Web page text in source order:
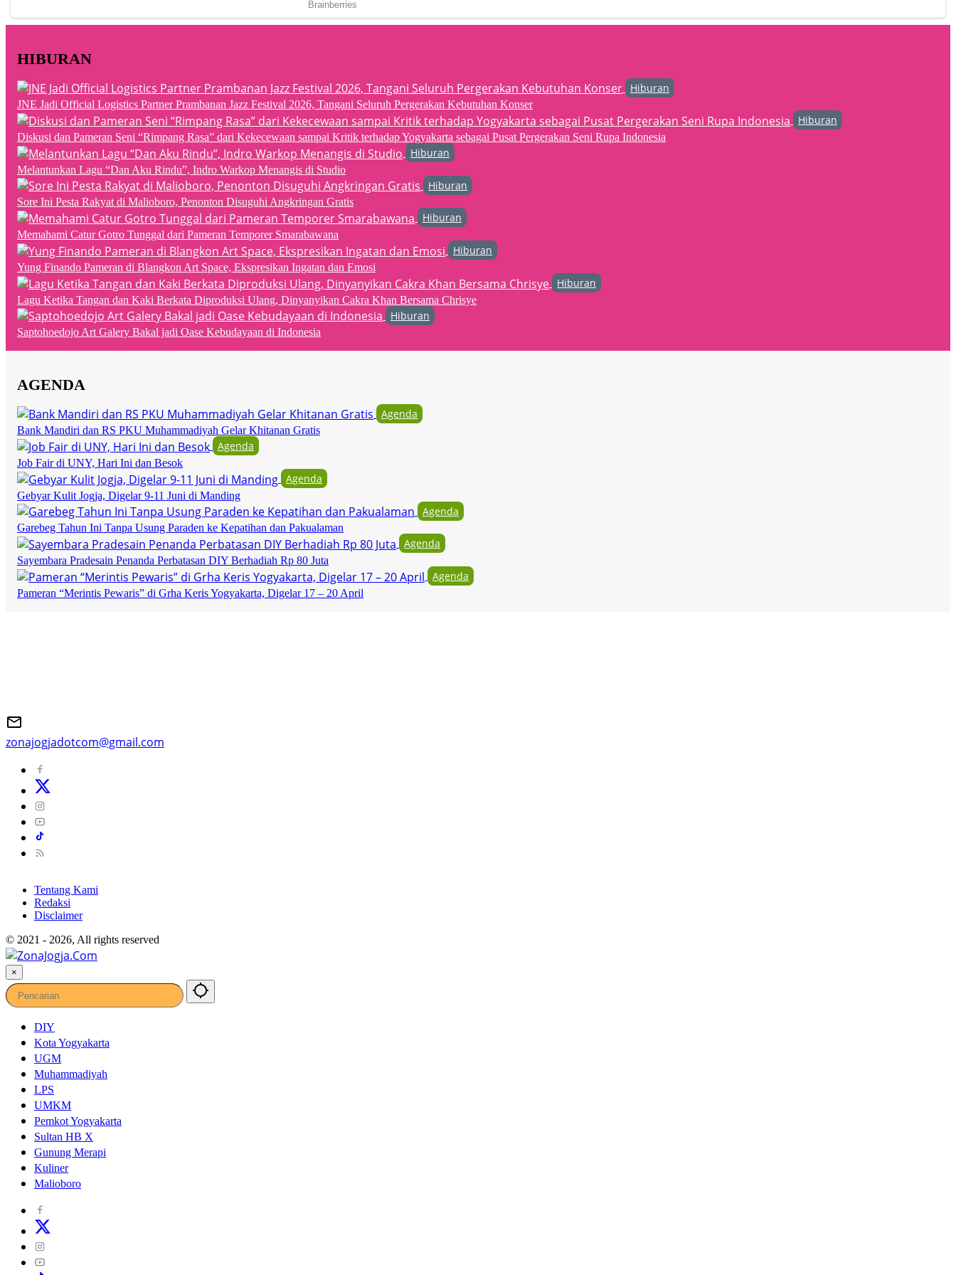
HIBURAN
Hiburan
JNE Jadi Official Logistics Partner Prambanan Jazz Festival 2026, Tangani Seluruh Pergerakan Kebutuhan Konser
Hiburan
Diskusi dan Pameran Seni “Rimpang Rasa” dari Kekecewaan sampai Kritik terhadap Yogyakarta sebagai Pusat Pergerakan Seni Rupa Indonesia
Hiburan
Melantunkan Lagu “Dan Aku Rindu”, Indro Warkop Menangis di Studio
Hiburan
Sore Ini Pesta Rakyat di Malioboro, Penonton Disuguhi Angkringan Gratis
Hiburan
Memahami Catur Gotro Tunggal dari Pameran Temporer Smarabawana
Hiburan
Yung Finando Pameran di Blangkon Art Space, Ekspresikan Ingatan dan Emosi
Hiburan
Lagu Ketika Tangan dan Kaki Berkata Diproduksi Ulang, Dinyanyikan Cakra Khan Bersama Chrisye
Hiburan
Saptohoedojo Art Galery Bakal jadi Oase Kebudayaan di Indonesia
AGENDA
Agenda
Bank Mandiri dan RS PKU Muhammadiyah Gelar Khitanan Gratis
Agenda
Job Fair di UNY, Hari Ini dan Besok
Agenda
Gebyar Kulit Jogja, Digelar 9-11 Juni di Manding
Agenda
Garebeg Tahun Ini Tanpa Usung Paraden ke Kepatihan dan Pakualaman
Agenda
Sayembara Pradesain Penanda Perbatasan DIY Berhadiah Rp 80 Juta
Agenda
Pameran “Merintis Pewaris” di Grha Keris Yogyakarta, Digelar 17 – 20 April
zonajogjadotcom@gmail.com
Tentang Kami
Redaksi
Disclaimer
© 2021 - 2026, All rights reserved
×
DIY
Kota Yogyakarta
UGM
Muhammadiyah
LPS
UMKM
Pemkot Yogyakarta
Sultan HB X
Gunung Merapi
Kuliner
Malioboro